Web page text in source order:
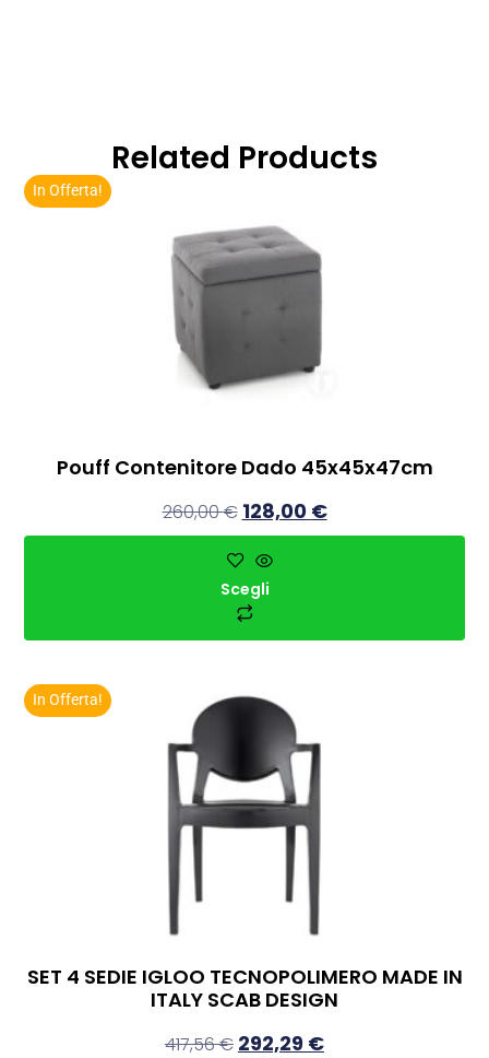
Related Products
In Offerta!
Pouff Contenitore Dado 45x45x47cm
260,00€ 128,00 €
Scegli
In Offerta!
SET 4 SEDIE IGLOO TECNOPOLIMERO MADE IN
ITALY SCAB DESIGN
417,56€ 292,29 €